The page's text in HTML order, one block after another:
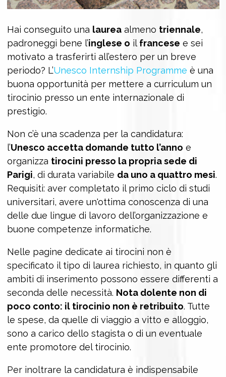
Hai conseguito una laureaalmeno triennale,
padroneggi bene l’inglese o il francese e sei
motivato a trasferirti all’estero per un breve
periodo? L’Unesco Internship Programme è una
buona opportunità per mettere a curriculum un
tirocinio presso un ente internazionale di
prestigio.
Non c’è una scadenza per la candidatura:
l’Unesco accetta domande tutto l’anno e
organizza tirocini presso la propria sede di
Parigi, di durata variabile da uno a quattro mesi.
Requisiti: aver completato il primo ciclo di studi
universitari, avere un'ottima conoscenza di una
delle due lingue di lavoro dell’organizzazione e
buone competenze informatiche.
Nelle pagine dedicate ai tirocini non è
specificato il tipo di laurea richiesto, in quanto gli
ambiti di inserimento possono essere differenti a
seconda delle necessità. Nota dolente non di
poco conto: il tirocinio non è retribuito. Tutte
le spese, da quelle di viaggio a vitto e alloggio,
sono a carico dello stagista o di un eventuale
ente promotore del tirocinio.
Per inoltrare la candidatura è indispensabile